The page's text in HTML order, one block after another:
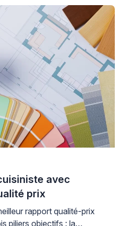
avec
prix
rapport qualité-prix
piliers objectifs : la